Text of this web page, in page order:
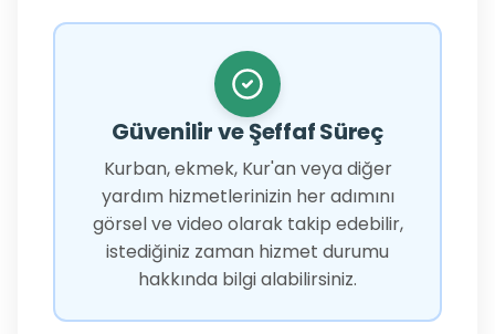
Güvenilir ve Şeffaf Süreç
Kurban, ekmek, Kur'an veya diğer
yardım hizmetlerinizin her adımını
görsel ve video olarak takip edebilir,
istediğiniz zaman hizmet durumu
hakkında bilgi alabilirsiniz.